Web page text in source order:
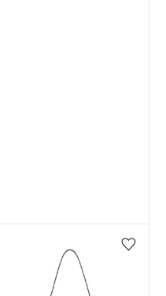
Favorilere ekle/çıkar